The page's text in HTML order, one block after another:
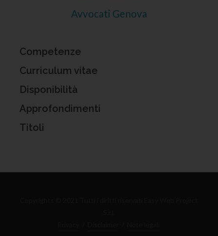
Avvocati Genova
Competenze
Curriculum vitae
Disponibilità
Approfondimenti
Titoli